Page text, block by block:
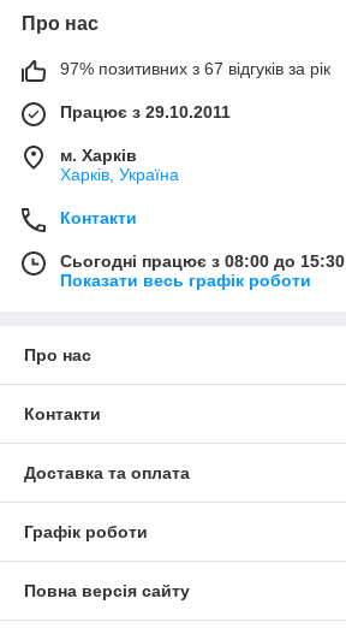
Про нас
97% позитивних з 67 відгуків за рік
Працює з 29.10.2011
м. Харків
Харків, Україна
Контакти
Сьогодні працює з 08:00 до 15:30
Показати весь графік роботи
Про нас
Контакти
Доставка та оплата
Графік роботи
Повна версія сайту